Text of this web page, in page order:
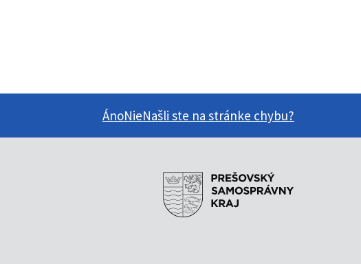
ÁnoNieNašli ste na stránke chybu?